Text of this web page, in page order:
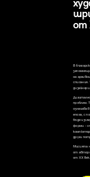
от
В
на
дизайнери.
проблем.
означава
епоха, с
бъде
форми –
други
Мисията
от
от XX век.